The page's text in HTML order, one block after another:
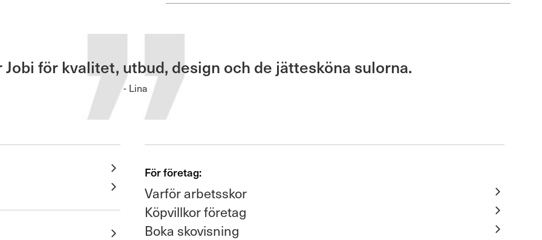
för kvalitet, utbud, design och de jättesköna sulorna.
- Lina
För företag:
Varför arbetsskor
Köpvillkor företag
Boka skovisning